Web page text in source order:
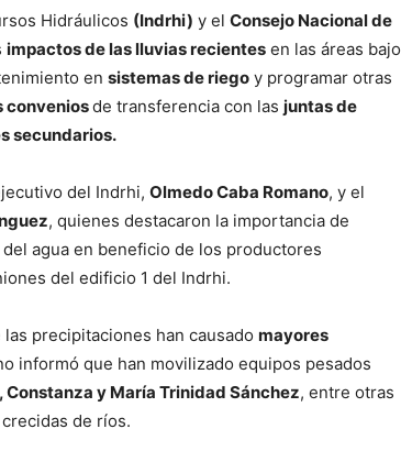
Hidráulicos (Indrhi) y el Consejo Nacional de
impactos de las lluvias recientes en las áreas bajo
en sistemas de riego y programar otras
conveniosde transferencia con las juntas de
secundarios.
del Indrhi, Olmedo Caba Romano, y el
, quienes destacaron la importancia de
del agua en beneficio de los productores
del edificio 1 del Indrhi.
precipitaciones han causado mayores
informó que han movilizado equipos pesados
Constanza y María Trinidad Sánchez, entre otras
de ríos.